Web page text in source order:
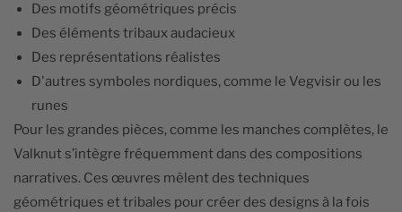
Des motifs géométriques précis
Des éléments tribaux audacieux
Des représentations réalistes
D'autres symboles nordiques, comme le Vegvisir ou les
runes
Pour les grandes pièces, comme les manches complètes, le
Valknut s’intègre fréquemment dans des compositions
narratives. Ces œuvres mêlent des techniques
géométriques et tribales pour créer des designs à la fois